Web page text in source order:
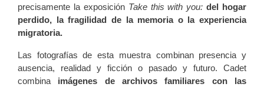
precisamente la exposición Take this with you: del hogar
perdido, la fragilidad de la memoria o la experiencia
migratoria.
Las fotografías de esta muestra combinan presencia y
ausencia, realidad y ficción o pasado y futuro. Cadet
combina imágenes de archivos familiares con las